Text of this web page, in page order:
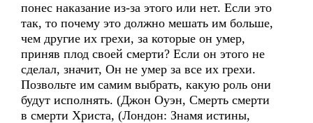
понес наказание из-за этого или нет. Если это
так, то почему это должно мешать им больше,
чем другие их грехи, за которые он умер,
приняв плод своей смерти? Если он этого не
сделал, значит, Он не умер за все их грехи.
Позвольте им самим выбрать, какую роль они
будут исполнять. (Джон Оуэн, Смерть смерти
в смерти Христа, (Лондон: Знамя истины,